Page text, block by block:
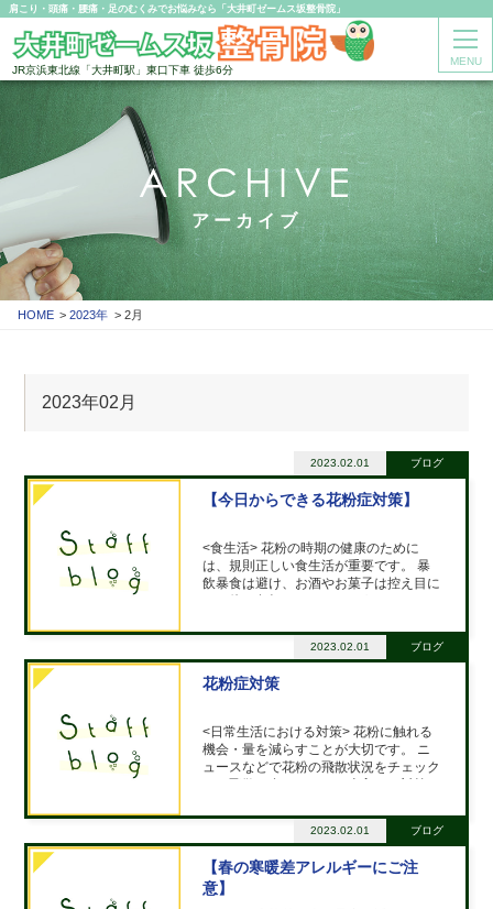
肩こり・頭痛・腰痛・足のむくみでお悩みなら「大井町ゼームス坂整骨院」
JR京浜東北線「大井町駅」東口下車 徒歩6分
MENU
ARCHIVE
アーカイブ
HOME 2023年 2月
2023年02月
2023.02.01 ブログ
【今日からできる花粉症対策】
<食生活> 花粉の時期の健康のために
は、規則正しい食生活が重要です。 暴
飲暴食は避け、お酒やお菓子は控え目に
とり、栄養バランスのいい食事を心がけ
ましょう。 症状が気になる場合は市販
薬も上手に
2023.02.01 ブログ
花粉症対策
<日常生活における対策> 花粉に触れる
機会・量を減らすことが大切です。 ニ
ュースなどで花粉の飛散状況をチェック
ょう。 具体的な対策としては、以下の
ような対策が有効です。 ・マスク、眼
鏡、帽子
2023.02.01 ブログ
【春の寒暖差アレルギーにご注
意】